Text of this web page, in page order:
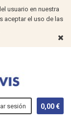
usuario en nuestra
aceptar el uso de las
0,00 €
sesión